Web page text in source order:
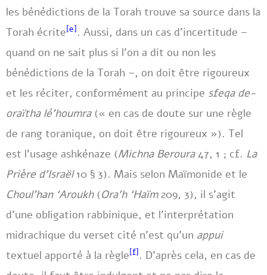
les bénédictions de la Torah trouve sa source dans la
Torah écrite[e] . Aussi, dans un cas d’incertitude –
quand on ne sait plus si l’on a dit ou non les
bénédictions de la Torah –, on doit être rigoureux
et les réciter, conformément au principe sfeqa de-
oraïtha lé’houmra(« en cas de doute sur une règle
de rang toranique, on doit être rigoureux »). Tel
est l’usage ashkénaze (Michna Beroura47, 1 ; cf. La
Prière d’Israël10 § 3). Mais selon Maïmonide et le
Choul’han ‘Aroukh(Ora’h ‘Haïm209, 3), il s’agit
d’une obligation rabbinique, et l’interprétation
midrachique du verset cité n’est qu’un appui
textuel apporté à la règle[f] . D’après cela, en cas de